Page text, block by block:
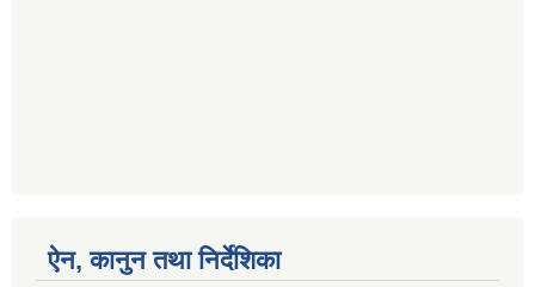
ऐन, कानुन तथा निर्देशिका